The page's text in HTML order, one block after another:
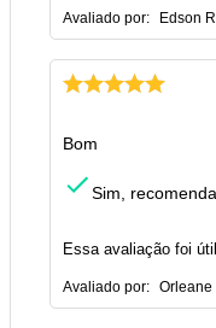
Avaliado por: Edson
Bom
Sim,
Essa avaliação foi
Avaliado por: Orleane